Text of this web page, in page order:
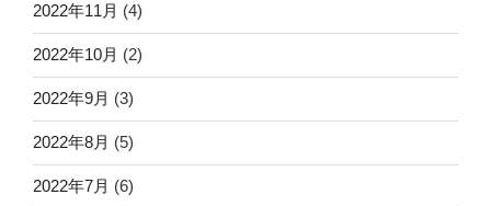
2022年11月 (4)
2022年10月 (2)
2022年9月 (3)
2022年8月 (5)
2022年7月 (6)